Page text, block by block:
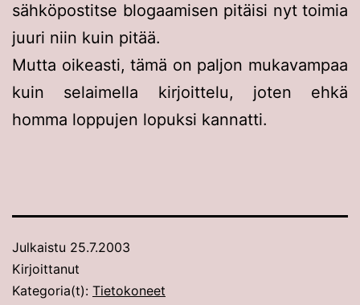
sähköpostitse blogaamisen pitäisi nyt toimia
juuri niin kuin pitää.
Mutta oikeasti, tämä on paljon mukavampaa
kuin selaimella kirjoittelu, joten ehkä
homma loppujen lopuksi kannatti.
Julkaistu 25.7.2003
Kirjoittanut
Kategoria(t): Tietokoneet